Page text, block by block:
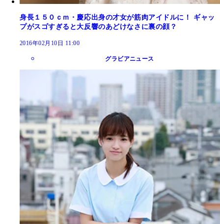
身長１５０ｃｍ・慶応出身の才女が筋肉アイドルに！ ギャッ
プがスゴすぎると大反響のあどけなさに裏の顔？
2016年02月10日 11:00
グラビアニュース